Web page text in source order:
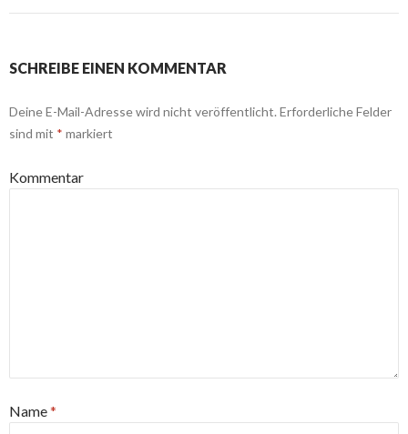
SCHREIBE EINEN KOMMENTAR
Deine E-Mail-Adresse wird nicht veröffentlicht. Erforderliche Felder
sind mit * markiert
Kommentar
Name*